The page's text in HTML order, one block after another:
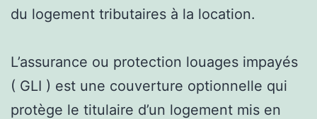
du logement tributaires à la location.
L’assurance ou protection louages impayés
( GLI ) est une couverture optionnelle qui
protège le titulaire d’un logement mis en